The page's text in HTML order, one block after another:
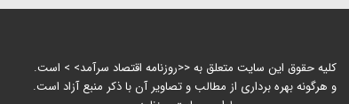
کلیه حقوق این سایت متعلق به <<روزنامه اقتصاد سرآمد> > است.
و هرگونه بهره برداری از مطالب و تصاویر آن با ذکر منبع آزاد است.